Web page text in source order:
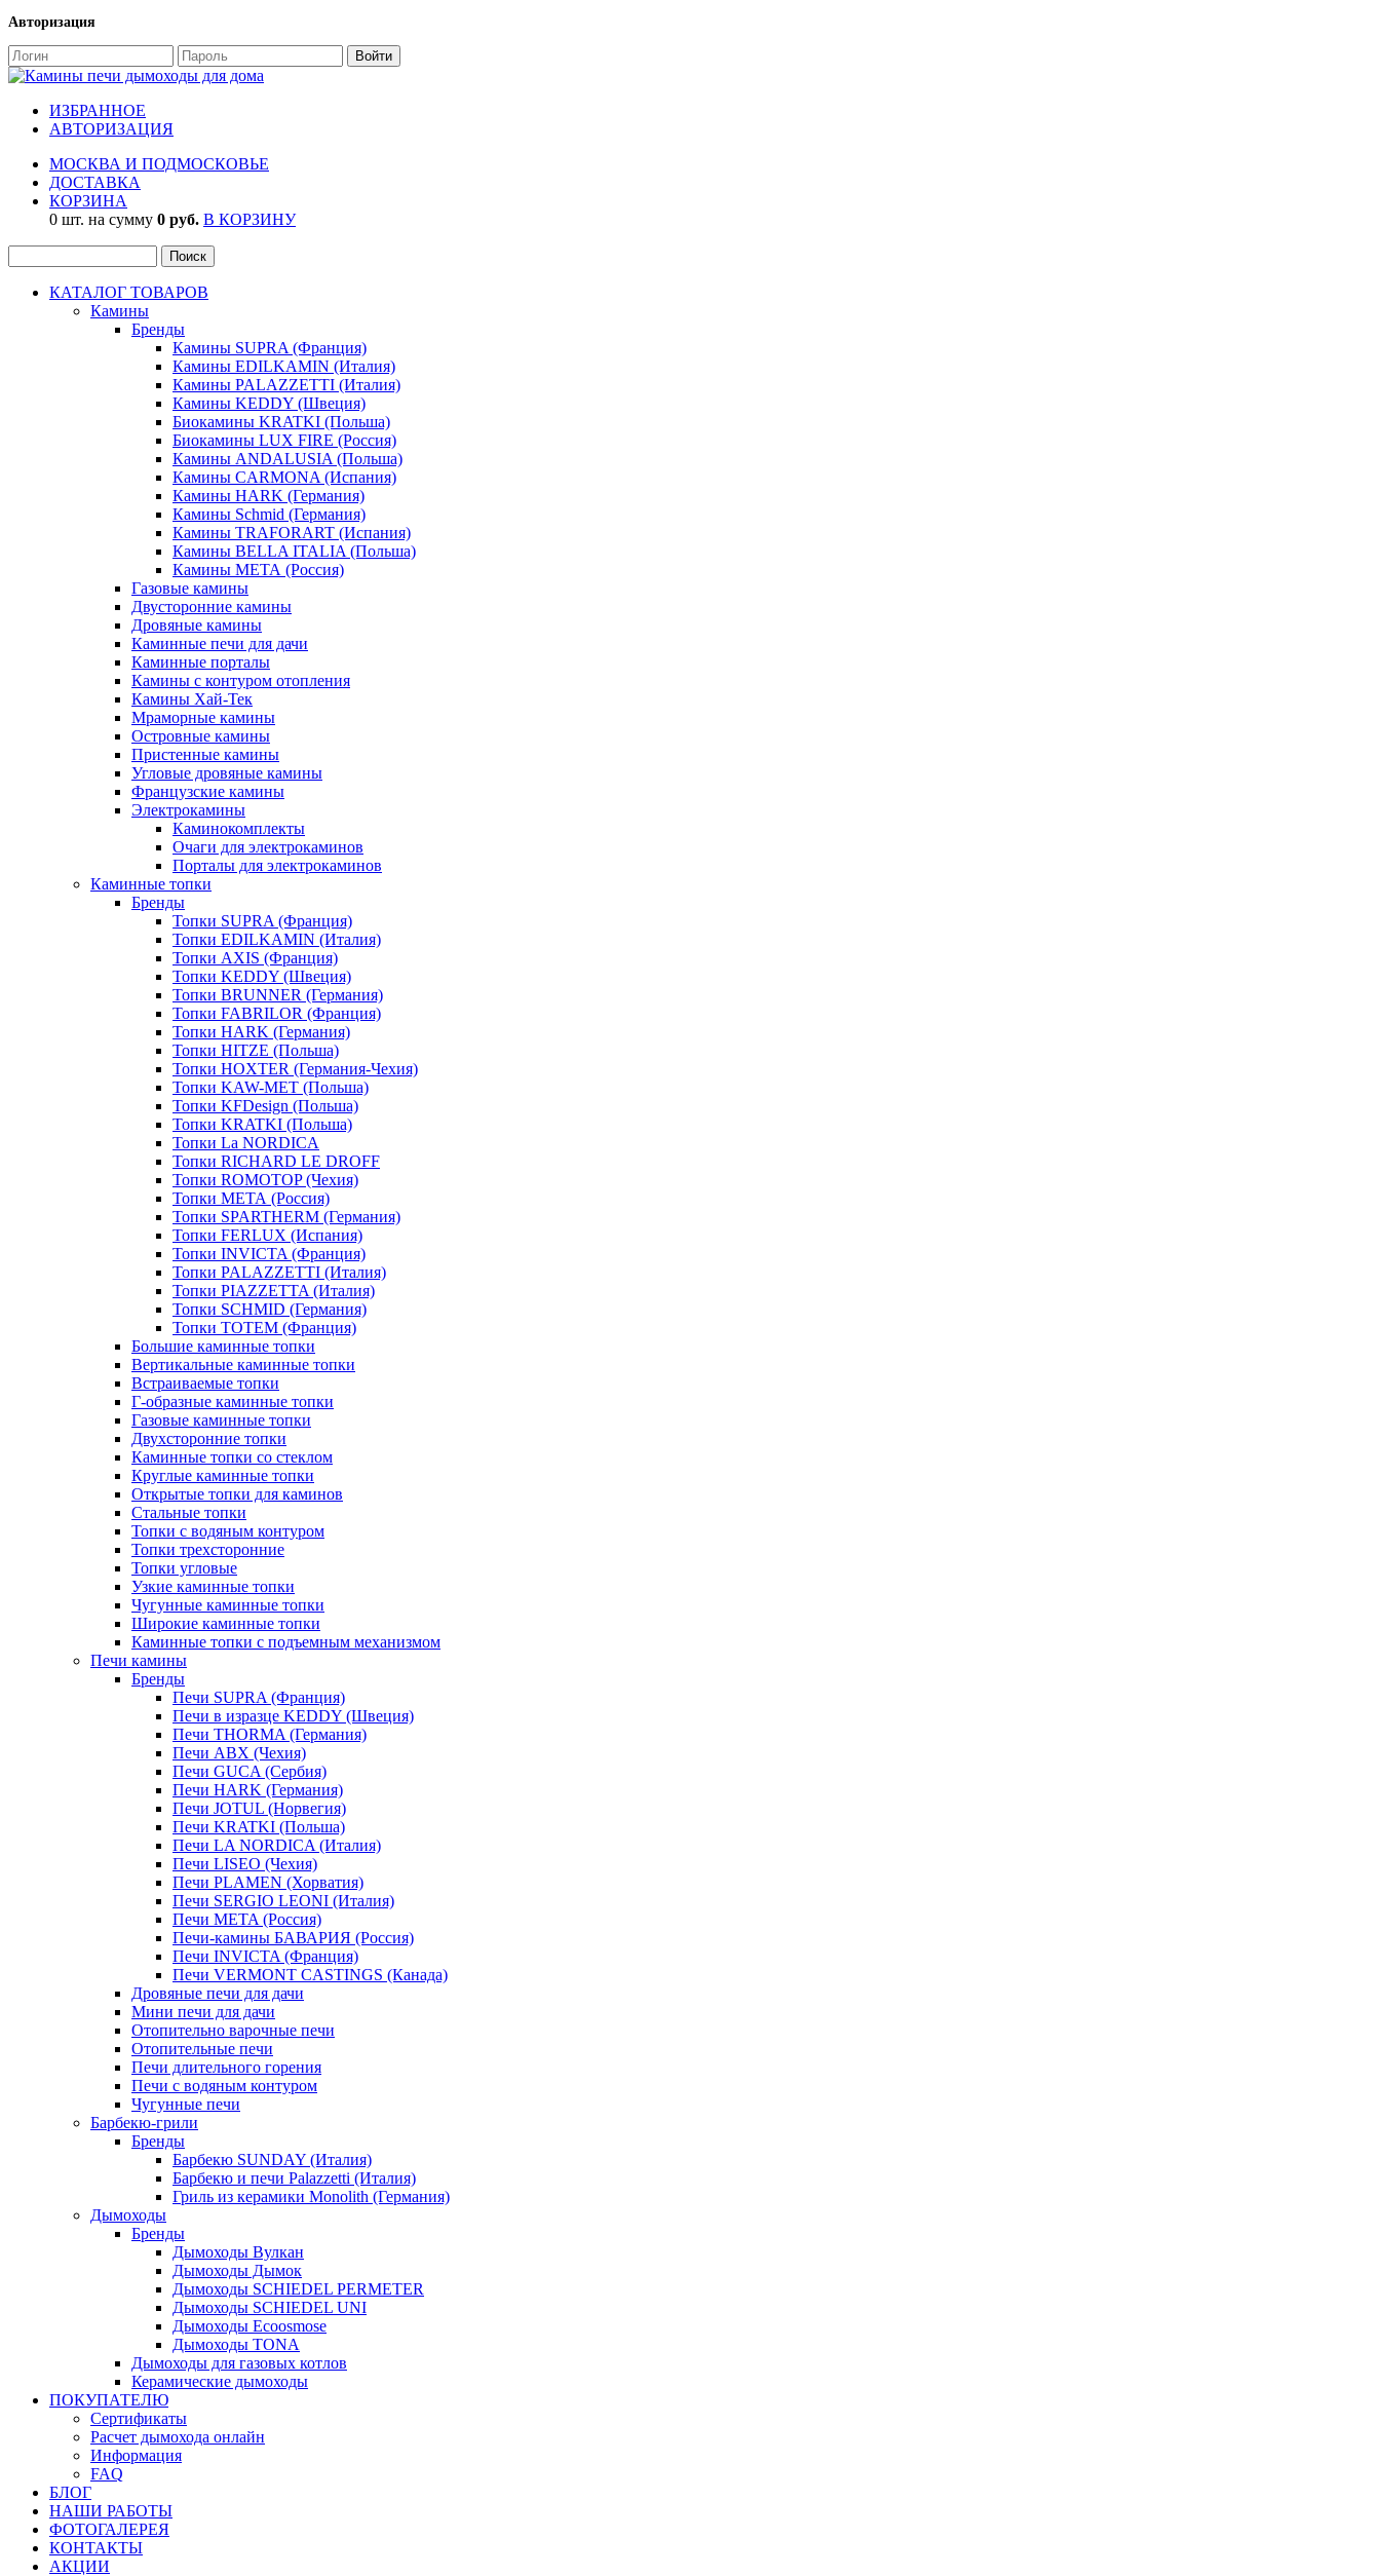
Авторизация
ИЗБРАННОЕ
АВТОРИЗАЦИЯ
МОСКВА И ПОДМОСКОВЬЕ
ДОСТАВКА
КОРЗИНА
0 шт. на сумму 0 руб. В КОРЗИНУ
КАТАЛОГ ТОВАРОВ
Камины
Бренды
Камины SUPRA (Франция)
Камины EDILKAMIN (Италия)
Камины PALAZZETTI (Италия)
Камины KEDDY (Швеция)
Биокамины KRATKI (Польша)
Биокамины LUX FIRE (Россия)
Камины ANDALUSIA (Польша)
Камины CARMONA (Испания)
Камины HARK (Германия)
Камины Schmid (Германия)
Камины TRAFORART (Испания)
Камины BELLA ITALIA (Польша)
Камины МЕТА (Россия)
Газовые камины
Двусторонние камины
Дровяные камины
Каминные печи для дачи
Каминные порталы
Камины с контуром отопления
Камины Хай-Тек
Мраморные камины
Островные камины
Пристенные камины
Угловые дровяные камины
Французские камины
Электрокамины
Каминокомплекты
Очаги для электрокаминов
Порталы для электрокаминов
Каминные топки
Бренды
Топки SUPRA (Франция)
Топки EDILKAMIN (Италия)
Топки AXIS (Франция)
Топки KEDDY (Швеция)
Топки BRUNNER (Германия)
Топки FABRILOR (Франция)
Топки HARK (Германия)
Топки HITZE (Польша)
Топки HOXTER (Германия-Чехия)
Топки KAW-MET (Польша)
Топки KFDesign (Польша)
Топки KRATKI (Польша)
Топки La NORDICA
Топки RICHARD LE DROFF
Топки ROMOTOP (Чехия)
Топки МЕТА (Россия)
Топки SPARTHERM (Германия)
Топки FERLUX (Испания)
Топки INVICTA (Франция)
Топки PALAZZETTI (Италия)
Топки PIAZZETTA (Италия)
Топки SCHMID (Германия)
Топки TOTEM (Франция)
Большие каминные топки
Вертикальные каминные топки
Встраиваемые топки
Г-образные каминные топки
Газовые каминные топки
Двухсторонние топки
Каминные топки со стеклом
Круглые каминные топки
Открытые топки для каминов
Стальные топки
Топки с водяным контуром
Топки трехсторонние
Топки угловые
Узкие каминные топки
Чугунные каминные топки
Широкие каминные топки
Каминные топки с подъемным механизмом
Печи камины
Бренды
Печи SUPRA (Франция)
Печи в изразце KEDDY (Швеция)
Печи THORMA (Германия)
Печи ABX (Чехия)
Печи GUCA (Сербия)
Печи HARK (Германия)
Печи JOTUL (Норвегия)
Печи KRATKI (Польша)
Печи LA NORDICA (Италия)
Печи LISEO (Чехия)
Печи PLAMEN (Хорватия)
Печи SERGIO LEONI (Италия)
Печи META (Россия)
Печи-камины БАВАРИЯ (Россия)
Печи INVICTA (Франция)
Печи VERMONT CASTINGS (Канада)
Дровяные печи для дачи
Мини печи для дачи
Отопительно варочные печи
Отопительные печи
Печи длительного горения
Печи с водяным контуром
Чугунные печи
Барбекю-грили
Бренды
Барбекю SUNDAY (Италия)
Барбекю и печи Palazzetti (Италия)
Гриль из керамики Monolith (Германия)
Дымоходы
Бренды
Дымоходы Вулкан
Дымоходы Дымок
Дымоходы SCHIEDEL PERMETER
Дымоходы SCHIEDEL UNI
Дымоходы Ecoosmose
Дымоходы TONA
Дымоходы для газовых котлов
Керамические дымоходы
ПОКУПАТЕЛЮ
Сертификаты
Расчет дымохода онлайн
Информация
FAQ
БЛОГ
НАШИ РАБОТЫ
ФОТОГАЛЕРЕЯ
КОНТАКТЫ
АКЦИИ